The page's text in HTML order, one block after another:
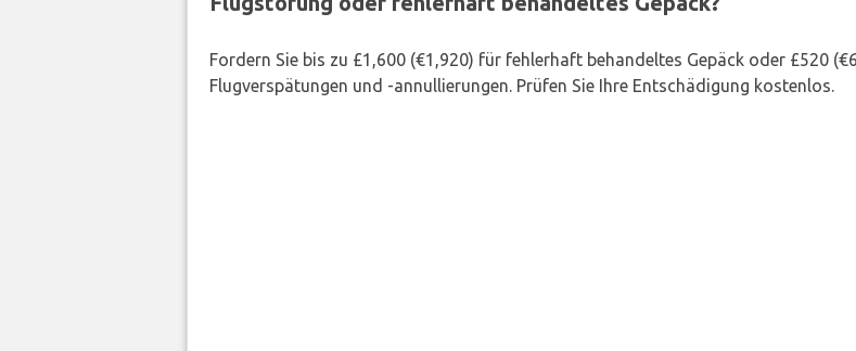
Fordern Sie bis zu £1,600 (€1,920) für fehlerhaft behandeltes Gepäck oder £520
Flugverspätungen und -annullierungen. Prüfen Sie Ihre Entschädigung kostenlos.